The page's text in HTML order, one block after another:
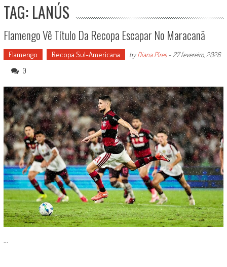
TAG: LANÚS
Flamengo Vê Título Da Recopa Escapar No Maracanã
Flamengo Recopa Sul-Americana byDiana Pires- 27 fevereiro, 2026
0
...